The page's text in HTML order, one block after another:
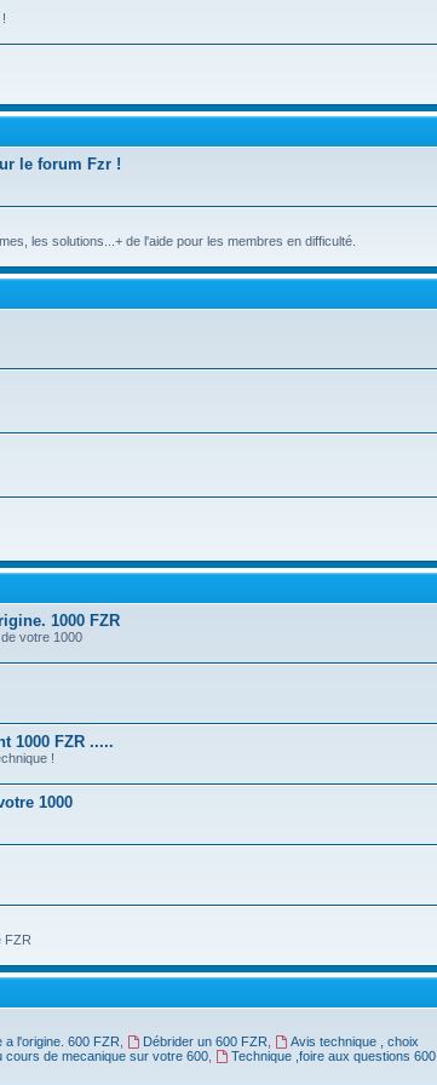
le forum Fzr !
les solutions...+ de l'aide pour les membres en difficulté.
1000 FZR
votre 1000
1000 FZR .....
!
1000
FZR
l'origine. 600 FZR Débrider un 600 FZR
Avis technique , choix
cours de mecanique sur votre 600,
Technique ,foire aux questions 600